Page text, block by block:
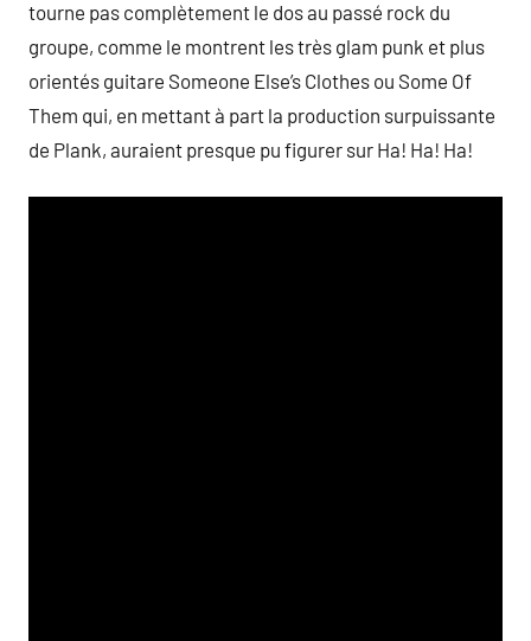
tourne pas complètement le dos au passé rock du
groupe, comme le montrent les très glam punk et plus
orientés guitare Someone Else’s Clothes ou Some Of
Them qui, en mettant à part la production surpuissante
de Plank, auraient presque pu figurer sur Ha! Ha! Ha!